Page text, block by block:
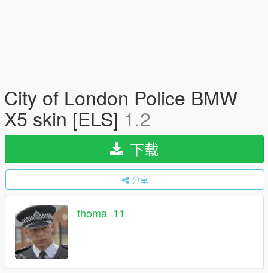
City of London Police BMW
X5 skin [ELS] 1.2
下载
分享
thoma_11